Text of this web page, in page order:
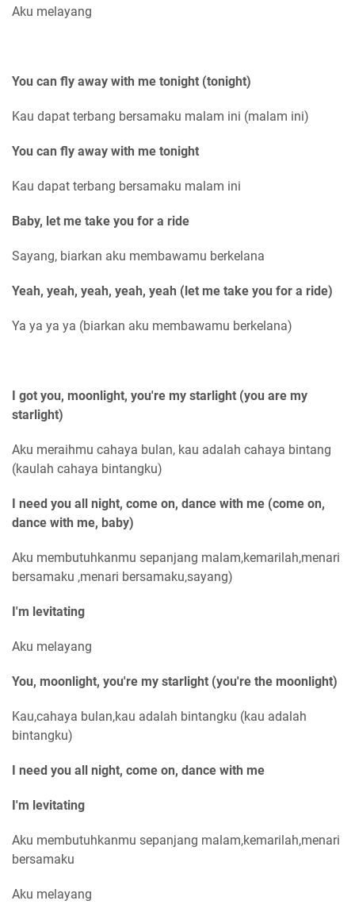
Aku melayang
You can fly away with me tonight (tonight)
Kau dapat terbang bersamaku malam ini (malam ini)
You can fly away with me tonight
Kau dapat terbang bersamaku malam ini
Baby, let me take you for a ride
Sayang, biarkan aku membawamu berkelana
Yeah, yeah, yeah, yeah, yeah (let me take you for a ride)
Ya ya ya ya (biarkan aku membawamu berkelana)
I got you, moonlight, you're my starlight (you are my
starlight)
Aku meraihmu cahaya bulan, kau adalah cahaya bintang
(kaulah cahaya bintangku)
I need you all night, come on, dance with me (come on,
dance with me, baby)
Aku membutuhkanmu sepanjang malam,kemarilah,menari
bersamaku ,menari bersamaku,sayang)
I'm levitating
Aku melayang
You, moonlight, you're my starlight (you're the moonlight)
Kau,cahaya bulan,kau adalah bintangku (kau adalah
bintangku)
I need you all night, come on, dance with me
I'm levitating
Aku membutuhkanmu sepanjang malam,kemarilah,menari
bersamaku
Aku melayang